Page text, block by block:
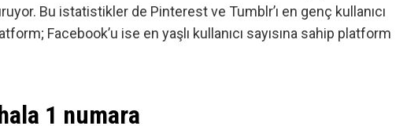
Bu istatistikler de Pinterest ve Tumblr’ı en genç kullanıcı
Facebook’u ise en yaşlı kullanıcı sayısına sahip platform
1 numara